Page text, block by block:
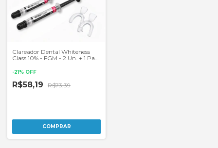
Clareador Dental Whiteness
Class 10% - FGM - 2 Un. + 1 Par
-21% OFF
R$58,19 R$73,39